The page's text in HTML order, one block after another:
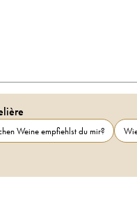
Weine empfiehlst du mir?